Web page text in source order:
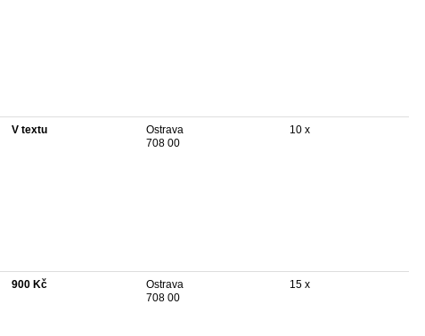
V textu
Ostrava
708 00
10 x
900 Kč
Ostrava
708 00
15 x